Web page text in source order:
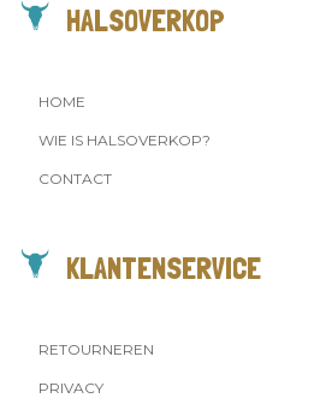
HALSOVERKOP
HOME
WIE IS HALSOVERKOP?
CONTACT
KLANTENSERVICE
RETOURNEREN
PRIVACY